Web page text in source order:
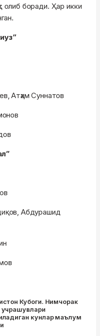
олиб боради. Ҳар икки
Атҳам Суннатов
Абдурашид
Кубоги. Нимчорак
учрашувлари
кунлар маълум